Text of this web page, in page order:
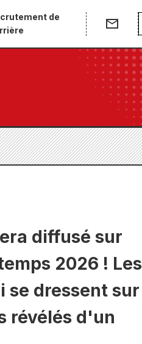
de
diffusé sur
2026 ! Les
se dressent sur
révélés d'un